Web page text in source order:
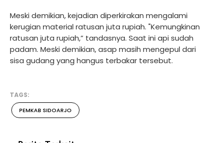
Meski demikian, kejadian diperkirakan mengalami
kerugian material ratusan juta rupiah. "Kemungkinan
ratusan juta rupiah,” tandasnya. Saat ini api sudah
padam. Meski demikian, asap masih mengepul dari
sisa gudang yang hangus terbakar tersebut.
TAGS:
PEMKAB SIDOARJO